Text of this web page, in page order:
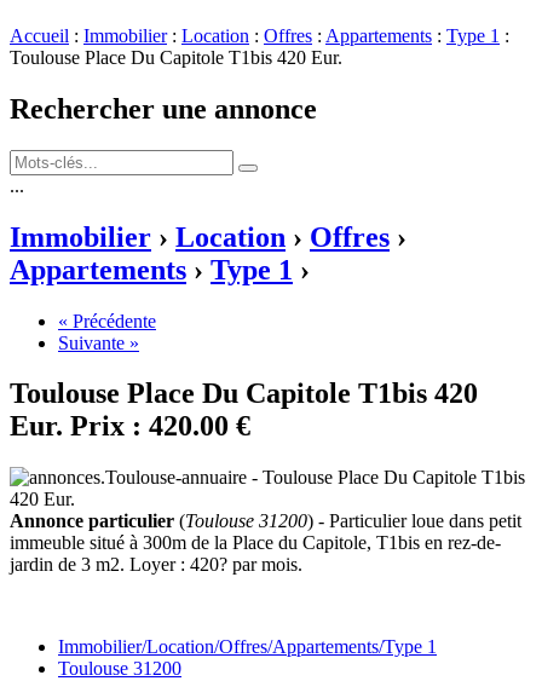
Accueil : Immobilier: Location : Offres : Appartements : Type 1 :
Toulouse Place Du Capitole T1bis 420 Eur.
Rechercher une annonce
...
Immobilier › Location › Offres ›
Appartements › Type 1 ›
« Précédente
Suivante »
Toulouse Place Du Capitole T1bis 420
Eur. Prix : 420.00 €
Annonce particulier (Toulouse 31200) - Particulier loue dans petit
immeuble situé à 300m de la Place du Capitole, T1bis en rez-de-
jardin de 3 m2. Loyer : 420? par mois.
Immobilier/Location/Offres/Appartements/Type 1
Toulouse 31200